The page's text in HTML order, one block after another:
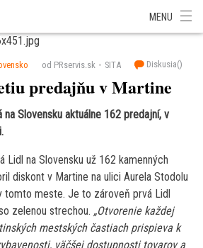
MENU
od PRservis.sk SITA Diskusia()
predajňu v Martine
na Slovensku aktuálne 162 predajní, v
Lidl na Slovensku už 162 kamenných
diskont v Martine na ulici Aurela Stodolu
tomto meste. Je to zároveň prvá Lidl
zelenou strechou. „Otvorenie každej
mestských častiach prispieva k
väčšej dostupnosti tovarov a